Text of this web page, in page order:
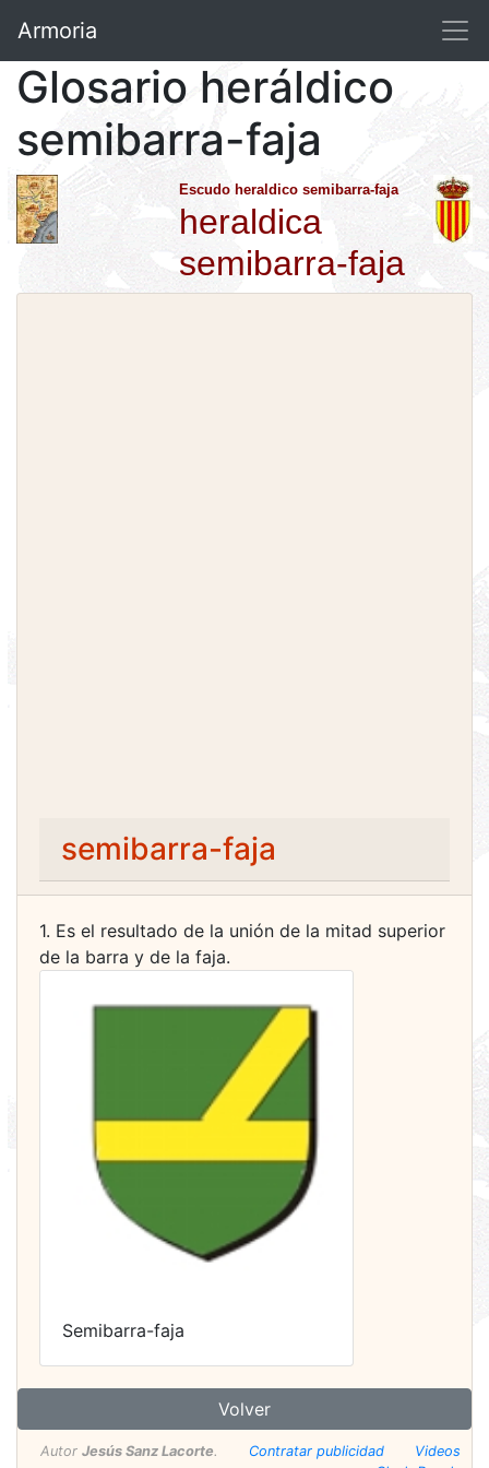
Armoria
Glosario heráldico
semibarra-faja
Escudo heraldico semibarra-faja
heraldica
semibarra-faja
semibarra-faja
1. Es el resultado de la unión de la mitad superior
de la barra y de la faja.
Semibarra-faja
Volver
Autor Jesús Sanz Lacorte. Contratar publicidad
Videos